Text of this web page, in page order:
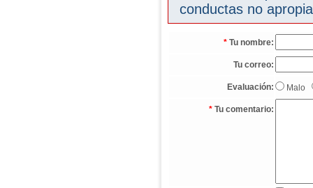
conductas no
* Tu nombre:
Tu correo:
Evaluación: Malo
* Tu comentario: